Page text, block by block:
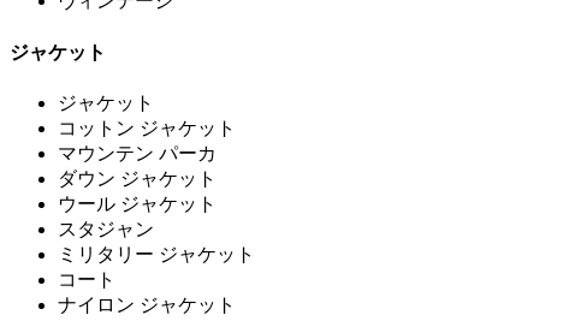
ジャケット
ジャケット
コットン ジャケット
マウンテン パーカ
ダウン ジャケット
ウール ジャケット
スタジャン
ミリタリー ジャケット
コート
ナイロン ジャケット